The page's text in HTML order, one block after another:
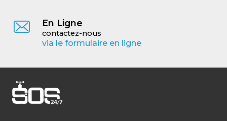
En Ligne
contactez-nous
via le formulaire en ligne